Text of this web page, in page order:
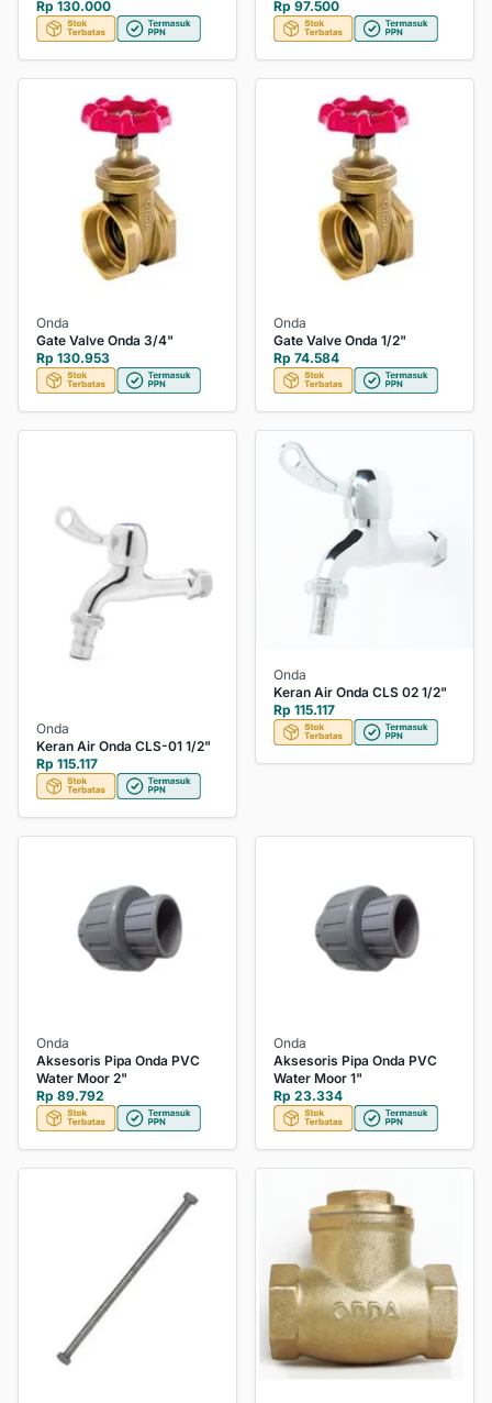
Rp 130.000 Rp 97.500
Onda
Gate Valve Onda 3/4"
Rp 130.953
Onda
Gate Valve Onda 1/2"
Rp 74.584
Onda
Keran Air Onda CLS-01 1/2"
Rp 115.117
Onda
Keran Air Onda CLS 02 1/2"
Rp 115.117
Onda
Aksesoris Pipa Onda PVC
Water Moor 2"
Rp 89.792
Onda
Aksesoris Pipa Onda PVC
Water Moor 1"
Rp 23.334